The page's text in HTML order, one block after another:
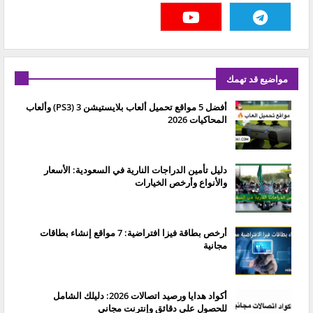
مواضيع قد تهمك
أفضل 5 مواقع تحميل ألعاب بلايستيشن 3 (PS3) وألعاب
المحاكيات 2026
دليل تأمين الدراجات النارية في السعودية: الأسعار
والأنواع وأرخص الخيارات
أرخص بطاقة فيزا افتراضية: 7 مواقع إنشاء بطاقات
مجانية
أكواد هدايا ورصيد اتصالات 2026: دليلك الشامل
للحصول على دقائق وإنترنت مجاني